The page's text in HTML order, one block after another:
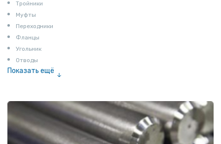
Тройники
Муфты
Переходники
Фланцы
Угольник
Отводы
Показать ещё
Соединение «американка»
Штуцеры
Сгоны
Удлинители для труб